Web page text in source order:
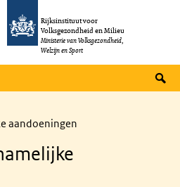
Rijksinstituut voor
Volksgezondheid en Milieu
Ministerie van Volksgezondheid,
Welzijn en Sport
aandoeningen